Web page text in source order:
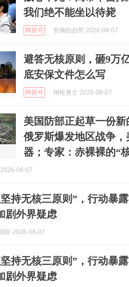
我们绝不能坐以待毙
网易号 智脑的趋势 2026-08-07
避答无核原则，砸9万
底安保文件怎么写
网易号 钢枪勇士 2026-08-07
美国防部正起草一份
俄罗斯爆发地区战争
器；专家：赤裸裸的“
08-07
持无核三原则”，行动暴
剧外界疑虑
际 2026-08-07
持无核三原则”，行动暴
剧外界疑虑